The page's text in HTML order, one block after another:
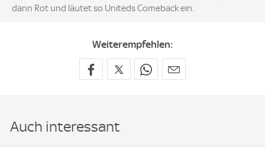
dann Rot und läutet so Uniteds Comeback ein.
Weiterempfehlen:
Auch interessant